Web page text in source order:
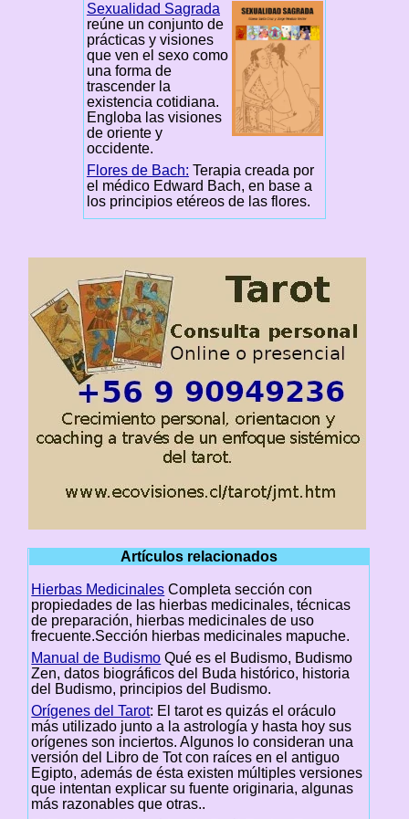
Sexualidad Sagrada
reúne un conjunto de
prácticas y visiones
que ven el sexo como
una forma de
trascender la
existencia cotidiana.
Engloba las visiones
de oriente y
occidente.
Flores de Bach: Terapia creada por
el médico Edward Bach, en base a
los principios etéreos de las flores.
Artículos relacionados
Hierbas Medicinales Completa sección con
propiedades de las hierbas medicinales, técnicas
de preparación, hierbas medicinales de uso
frecuente.Sección hierbas medicinales mapuche.
Manual de Budismo Qué es el Budismo, Budismo
Zen, datos biográficos del Buda histórico, historia
del Budismo, principios del Budismo.
Orígenes del Tarot: El tarot es quizás el oráculo
más utilizado junto a la astrología y hasta hoy sus
orígenes son inciertos. Algunos lo consideran una
versión del Libro de Tot con raíces en el antiguo
Egipto, además de ésta existen múltiples versiones
que intentan explicar su fuente originaria, algunas
más razonables que otras..